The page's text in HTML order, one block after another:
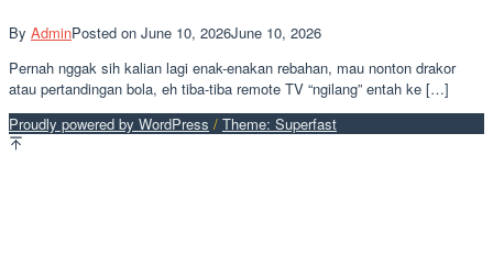
By AdminPosted on June 10, 2026June 10, 2026
Pernah nggak sih kalian lagi enak-enakan rebahan, mau nonton drakor
atau pertandingan bola, eh tiba-tiba remote TV “ngilang” entah ke […]
Proudly powered by WordPress / Theme: Superfast